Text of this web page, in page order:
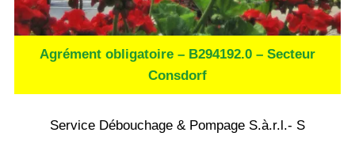
Agrément obligatoire – B294192.0 – Secteur
Consdorf
Service Débouchage & Pompage S.à.r.l.- S